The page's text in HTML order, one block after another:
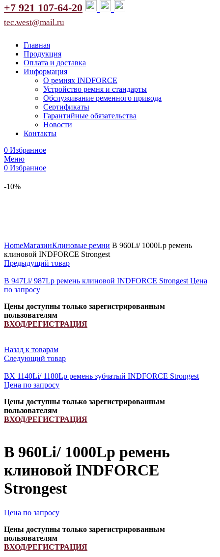
+7 921 107-64-20
tec.west@mail.ru
Главная
Продукция
Оплата и доставка
Информация
О ремнях INDFORCE
Устройство ремня и стандарты
Обслуживание ременного привода
Сертификаты
Гарантийные обязательства
Новости
Контакты
0 Избранное
Меню
0 Избранное
-10%
HomeМагазинКлиновые ремни B 960Li/ 1000Lp ремень
клиновой INDFORCE Strongest
Предыдущий товар
B 947Li/ 987Lp ремень клиновой INDFORCE Strongest Цена
по запросу
Цены доступны только зарегистрированным
пользователям
ВХОД/РЕГИСТРАЦИЯ
Назад к товарам
Следующий товар
BX 1140Li/ 1180Lp ремень зубчатый INDFORCE Strongest
Цена по запросу
Цены доступны только зарегистрированным
пользователям
ВХОД/РЕГИСТРАЦИЯ
B 960Li/ 1000Lp ремень
клиновой INDFORCE
Strongest
Цена по запросу
Цены доступны только зарегистрированным
пользователям
ВХОД/РЕГИСТРАЦИЯ